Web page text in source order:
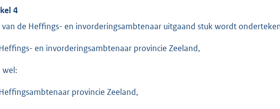
4
van de Heffings- en invorderingsambtenaar uitgaand stuk wordt
en invorderingsambtenaar provincie Zeeland,
wel:
provincie Zeeland,